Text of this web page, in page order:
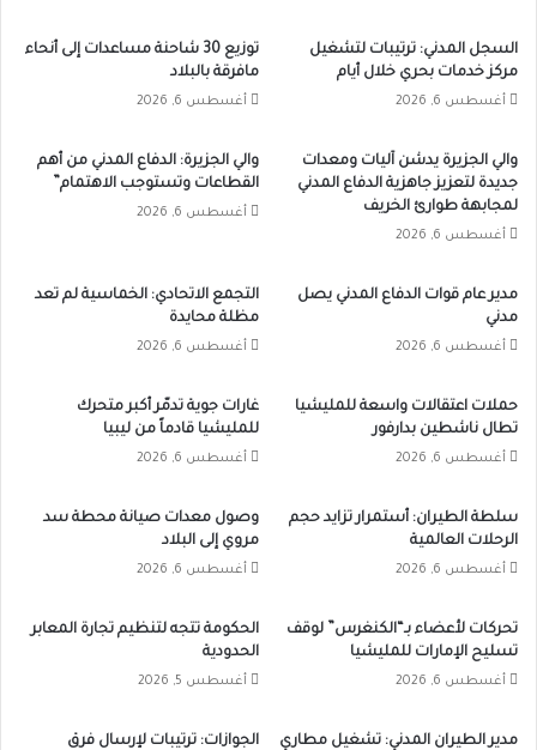
السجل المدني: ترتيبات لتشغيل
مركز خدمات بحري خلال أيام
أغسطس 6, 2026
توزيع 30 شاحنة مساعدات إلى أنحاء
مافرقة بالبلاد
أغسطس 6, 2026
والي الجزيرة يدشن آليات ومعدات
جديدة لتعزيز جاهزية الدفاع المدني
لمجابهة طوارئ الخريف
أغسطس 6, 2026
والي الجزيرة: الدفاع المدني من أهم
القطاعات وتستوجب الاهتمام”
أغسطس 6, 2026
مدير عام قوات الدفاع المدني يصل
مدني
أغسطس 6, 2026
التجمع الاتحادي: الخماسية لم تعد
مظلة محايدة
أغسطس 6, 2026
حملات اعتقالات واسعة للمليشيا
تطال ناشطين بدارفور
أغسطس 6, 2026
غارات جوية تدمّر أكبر متحرك
للمليشيا قادماً من ليبيا
أغسطس 6, 2026
سلطة الطيران: أستمرار تزايد حجم
الرحلات العالمية
أغسطس 6, 2026
وصول معدات صيانة محطة سد
مروي إلى البلاد
أغسطس 6, 2026
تحركات لأعضاء بـ“الكنغرس” لوقف
تسليح الإمارات للمليشيا
أغسطس 6, 2026
الحكومة تتجه لتنظيم تجارة المعابر
الحدودية
أغسطس 5, 2026
مدير الطيران المدني: تشغيل مطاري الجوازات: ترتيبات لإرسال فرق